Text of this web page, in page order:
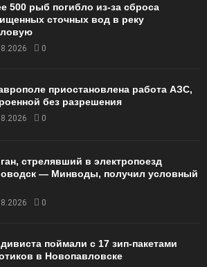
500 рыб погибло из-за сброса
сточных вод в реку
0
приостановлена работа АЗС,
без разрешения
0
стрелявший в электропоезд
— Минводы, получил условный
0
поймали с 17 зип-пакетами
в Новопавловске